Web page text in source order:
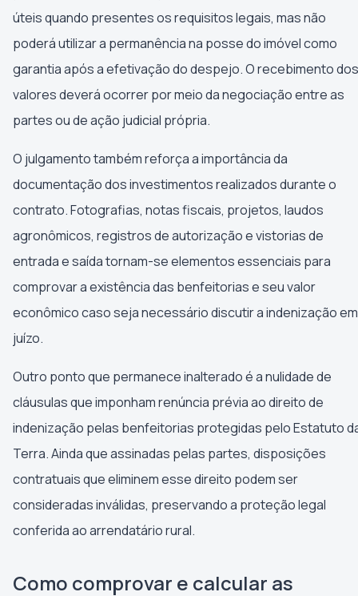
úteis quando presentes os requisitos legais, mas não
poderá utilizar a permanência na posse do imóvel como
garantia após a efetivação do despejo. O recebimento dos
valores deverá ocorrer por meio da negociação entre as
partes ou de ação judicial própria.
O julgamento também reforça a importância da
documentação dos investimentos realizados durante o
contrato. Fotografias, notas fiscais, projetos, laudos
agronômicos, registros de autorização e vistorias de
entrada e saída tornam-se elementos essenciais para
comprovar a existência das benfeitorias e seu valor
econômico caso seja necessário discutir a indenização em
juízo.
Outro ponto que permanece inalterado é a nulidade de
cláusulas que imponham renúncia prévia ao direito de
indenização pelas benfeitorias protegidas pelo Estatuto
Terra. Ainda que assinadas pelas partes, disposições
contratuais que eliminem esse direito podem ser
consideradas inválidas, preservando a proteção legal
conferida ao arrendatário rural.
Como comprovar e calcular as